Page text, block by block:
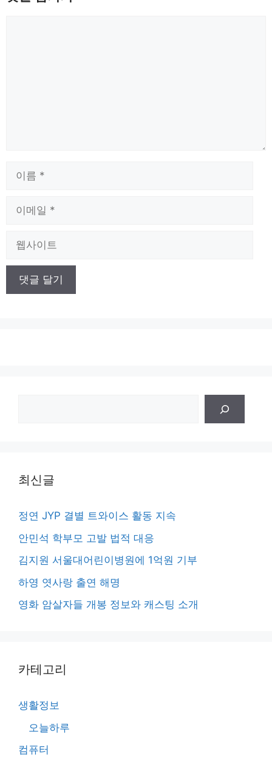
최신글
정연 JYP 결별 트와이스 활동 지속
안민석 학부모 고발 법적 대응
김지원 서울대어린이병원에 1억원 기부
하영 엿사랑 출연 해명
영화 암살자들 개봉 정보와 캐스팅 소개
카테고리
생활정보
오늘하루
컴퓨터